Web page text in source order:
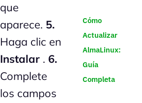
que
aparece. 5.
Haga clic en
Instalar . 6.
Complete
los campos
Cómo
Actualizar
AlmaLinux:
Guía
Completa